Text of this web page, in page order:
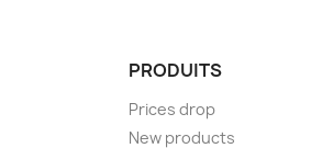
PRODUITS
Prices drop
New products